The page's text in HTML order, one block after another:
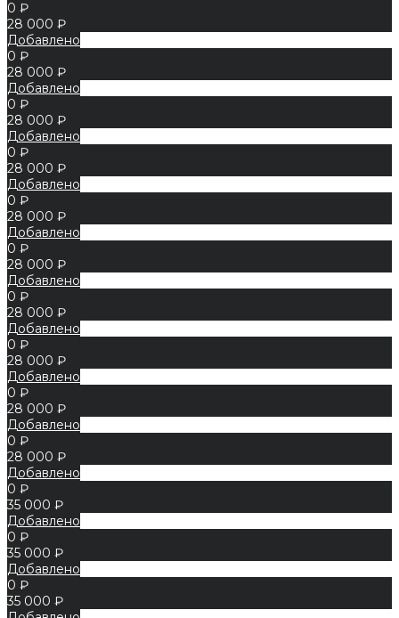
0 ₽
28 000 ₽
Добавлено
0 ₽
28 000 ₽
Добавлено
0 ₽
28 000 ₽
Добавлено
0 ₽
28 000 ₽
Добавлено
0 ₽
28 000 ₽
Добавлено
0 ₽
28 000 ₽
Добавлено
0 ₽
28 000 ₽
Добавлено
0 ₽
28 000 ₽
Добавлено
0 ₽
28 000 ₽
Добавлено
0 ₽
28 000 ₽
Добавлено
0 ₽
35 000 ₽
Добавлено
0 ₽
35 000 ₽
Добавлено
0 ₽
35 000 ₽